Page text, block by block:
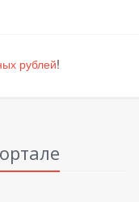
рублей!